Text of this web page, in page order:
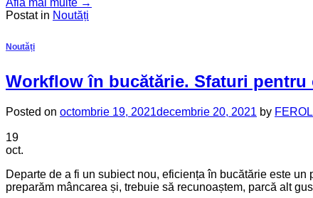
Afla mai multe →
Postat in Noutăți
Noutăți
Workflow în bucătărie. Sfaturi
Posted on octombrie 19, 2021decembrie 20, 2021 by
19
oct.
Departe de a fi un subiect nou, eficiența în bucătărie este
preparăm mâncarea și, trebuie să recunoaștem, parcă alt